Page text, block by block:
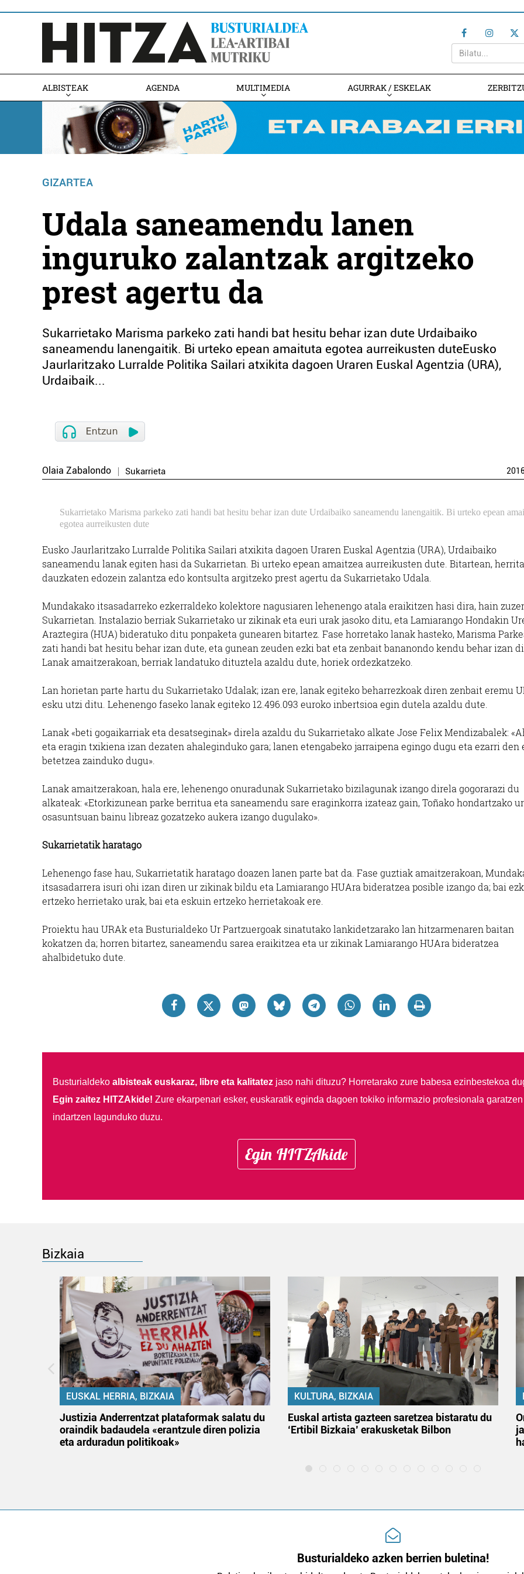
ALBISTEAK AGENDA MULTIMEDIA AGURRAK / ESKELAK
GIZARTEA
Udala saneamendu lanen
inguruko zalantzak argitzeko
prest agertu da
Sukarrietako Marisma parkeko zati handi bat hesitu behar izan dute Urdaibaiko
saneamendu lanengaitik. Bi urteko epean amaituta egotea aurreikusten duteEusko
Jaurlaritzako Lurralde Politika Sailari atxikita dagoen Uraren Euskal Agentzia (URA),
Urdaibaik...
Olaia Zabalondo Sukarrieta
Sukarrietako Marisma parkeko zati handi bat hesitu behar izan dute Urdaibaiko saneamendu lanengaitik. Bi urteko epean
egotea aurreikusten dute
Eusko Jaurlaritzako Lurralde Politika Sailari atxikita dagoen Uraren Euskal Agentzia (URA), Urdaibaiko
saneamendu lanak egiten hasi da Sukarrietan. Bi urteko epean amaitzea aurreikusten dute. Bitartean,
dauzkaten edozein zalantza edo kontsulta argitzeko prest agertu da Sukarrietako Udala.
Mundakako itsasadarreko ezkerraldeko kolektore nagusiaren lehenengo atala eraikitzen hasi dira, hain
Sukarrietan. Instalazio berriak Sukarrietako ur zikinak eta euri urak jasoko ditu, eta Lamiarango Hondakin
Araztegira (HUA) bideratuko ditu ponpaketa gunearen bitartez. Fase horretako lanak hasteko, Marisma
zati handi bat hesitu behar izan dute, eta gunean zeuden ezki bat eta zenbait bananondo kendu behar izan
Lanak amaitzerakoan, berriak landatuko dituztela azaldu dute, horiek ordezkatzeko.
Lan horietan parte hartu du Sukarrietako Udalak; izan ere, lanak egiteko beharrezkoak diren zenbait eremu
esku utzi ditu. Lehenengo faseko lanak egiteko 12.496.093 euroko inbertsioa egin dutela azaldu dute.
Lanak «beti gogaikarriak eta desatseginak» direla azaldu du Sukarrietako alkate Jose Felix Mendizabalek:
eta eragin txikiena izan dezaten ahaleginduko gara; lanen etengabeko jarraipena egingo dugu eta ezarri den
betetzea zainduko dugu».
Lanak amaitzerakoan, hala ere, lehenengo onuradunak Sukarrietako bizilagunak izango direla gogorarazi du
alkateak: «Etorkizunean parke berritua eta saneamendu sare eraginkorra izateaz gain, Toñako hondartzako ur
osasuntsuan bainu libreaz gozatzeko aukera izango dugulako».
Sukarrietatik haratago
Lehenengo fase hau, Sukarrietatik haratago doazen lanen parte bat da. Fase guztiak amaitzerakoan,
itsasadarrera isuri ohi izan diren ur zikinak bildu eta Lamiarango HUAra bideratzea posible izango da; bai
ertzeko herrietako urak, bai eta eskuin ertzeko herrietakoak ere.
Proiektu hau URAk eta Busturialdeko Ur Partzuergoak sinatutako lankidetzarako lan hitzarmenaren baitan
kokatzen da; horren bitartez, saneamendu sarea eraikitzea eta ur zikinak Lamiarango HUAra bideratzea
ahalbidetuko dute.
Busturialdeko albisteak euskaraz, libre eta kalitatezjaso nahi dituzu? Horretarako zure babesa ezinbestekoa
Egin zaitez HITZAkide! Zure ekarpenari esker, euskaratik eginda dagoen tokiko informazio profesionala garatzen
indartzen lagunduko duzu.
Egin HITZAkide
Bizkaia
EUSKAL HERRIA, BIZKAIA
Justizia Anderrentzat plataformak salatu du
oraindik badaudela «erantzule diren polizia
eta arduradun politikoak»
KULTURA, BIZKAIA
Euskal artista gazteen saretzea bistaratu du
‘Ertibil Bizkaia’ erakusketak Bilbon
Busturialdeko azken berrien buletina!